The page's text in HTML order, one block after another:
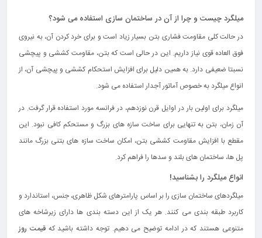
میلگرد چیست و چرا از آن در ساختمان سازی استفاده می شود؟
در حالت کلی مقاومت فشاری بتن بسیار زیاد است و برای خرد کردن آن، به نیروی
فوق العاده قوی نیاز داریم. این در حالی است که بتن، مقاومت کششی و پیچشی
نسبتا ضعیفی دارد. به همین دلیل برای افزایش استحکام کششی و پیچشی آن، از
انواع میلگرد به خصوص آماتور آجدار استفاده می‌ شود.
میلگرد برای اولین بار در اوایل قرن نوزدهم، در فرانسه مورد استفاده قرار گرفت. در
آن زمان، بتن به تنهایی برای ساخت سازه های بزرگ و مستحکم کافی نبود. این
مقطع با افزایش مقاومت کششی بتن، امکان ساخت سازه‌ های بتنی بزرگ مانند
پل‌ ها، ساختمان‌ های بلند و سدها را فراهم کرد.
انواع میلگرد را بشناسید!
میلگردهای ساختمان سازی را بر اساس پارامترهای شکل ظاهری، جنس، استاندارد و
کاربرد طبقه بندی می کنند. هر یک از این دسته بندی ها دارای زیرشاخه های
متنوعی هستند که در ادامه توضیح می دهیم. توجه داشته باشید کهقیمت روز